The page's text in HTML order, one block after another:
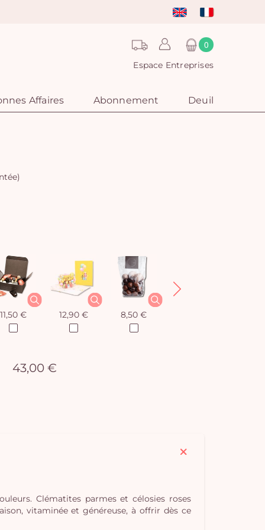
0
Espace Entreprises
Affaires Abonnement Deuil
43,00 €
11,50 € 12,90 € 8,50 €
Clématites parmes et célosies roses
vitaminée et généreuse, à offrir dès ce